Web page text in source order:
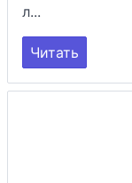
л...
Читать